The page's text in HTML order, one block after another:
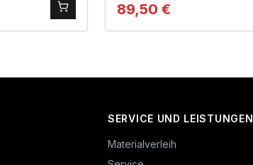
89,50 €
SERVICE UND LEISTUNGEN
Materialverleih